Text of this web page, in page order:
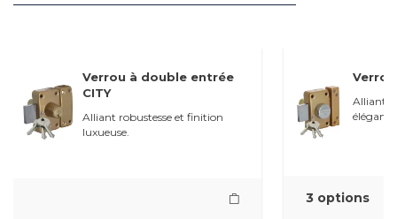
Verrou à double entrée
CITY
Alliant robustesse et finition
luxueuse.
Alliant
élégant
3 options